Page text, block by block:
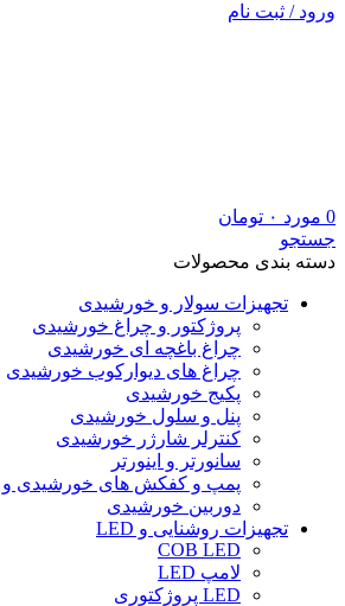
ورود / ثبت نام
0 مورد ۰ تومان
جستجو
دسته بندی محصولات
تجهیزات سولار و خورشیدی
پروژکتور و چراغ خورشیدی
چراغ باغچه ای خورشیدی
چراغ های دیوارکوب خورشیدی
پکیج خورشیدی
پنل و سلول خورشیدی
کنترلر شارژر خورشیدی
سانورتر و اینورتر
پمپ و کفکش های خورشیدی و DC
دوربین خورشیدی
تجهیزات روشنایی و LED
COB LED
لامپ LED
LED پروژکتوری